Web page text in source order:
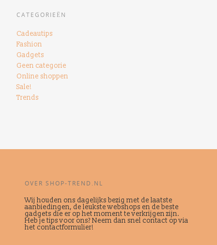
CATEGORIEËN
Cadeautips
Fashion
Gadgets
Geen categorie
Online shoppen
Sale!
Trends
OVER SHOP-TREND.NL
Wij houden ons dagelijks bezig met de laatste
aanbiedingen, de leukste webshops en de beste
gadgets die er op het moment te verkrijgen zijn.
Heb je tips voor ons? Neem dan snel contact op via
het contactformulier!